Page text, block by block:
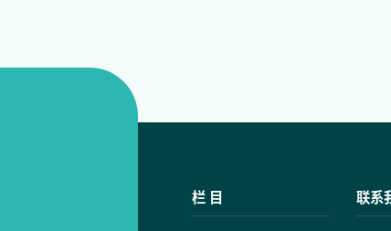
栏 目 联系